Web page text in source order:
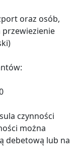
oraz osób,
przewiezienie
czynności
można
debetową lub na